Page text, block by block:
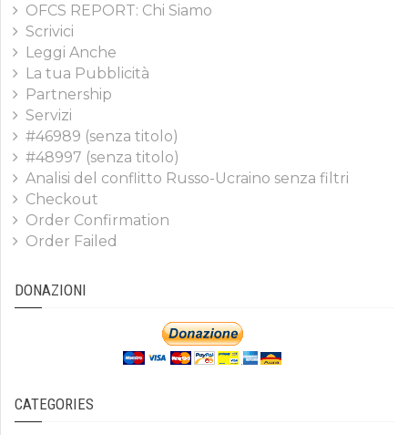
OFCS REPORT: Chi Siamo
Scrivici
Leggi Anche
La tua Pubblicità
Partnership
Servizi
#46989 (senza titolo)
#48997 (senza titolo)
Analisi del conflitto Russo-Ucraino senza filtri
Checkout
Order Confirmation
Order Failed
DONAZIONI
CATEGORIES